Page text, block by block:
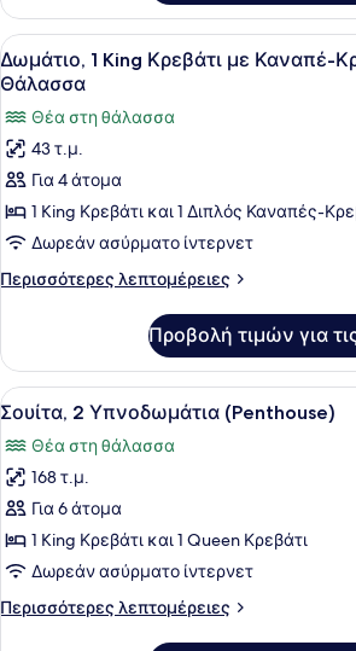
1
Υπνοδωμάτιο,
Θέα
στη
Θάλασσα
(Gala)
Προβολή
όλων
φωτογραφιών
για
Δωμάτιο,
1
King
Κρεβάτι
με
Κρεβάτι,
Θέα
στη
Θάλασσα
Δωρεάν
14
Δωμάτιο, 1 King Κρεβάτι με Καναπέ-
Θάλασσα
Θέα στη θάλασσα
43 τ.μ.
Για 4 άτομα
1 King Κρεβάτι και 1 Διπλός Καναπές-
Δωρεάν ασύρματο ίντερνετ
Περισσότερες λεπτομέρειες
Περισσότερες
1
King
Κρεβάτι
Καναπέ-
Κρεβάτι,
Θέα
στη
Θάλασσα
Προβολή τιμών για
Προβολή
όλων
των
φωτογραφιών
για
Σουίτα,
2
Υπνοδωμάτια
(Penthouse)
Ένα
17
Σουίτα, 2 Υπνοδωμάτια (Penthouse)
Θέα στη θάλασσα
168 τ.μ.
Για 6 άτομα
1 King Κρεβάτι και 1 Queen Κρεβάτι
Δωρεάν ασύρματο ίντερνετ
Περισσότερες λεπτομέρειες
Περισσότερες